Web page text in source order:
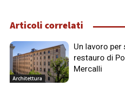
Articoli correlati
Architettura
Un lavoro
restauro di
Mercalli